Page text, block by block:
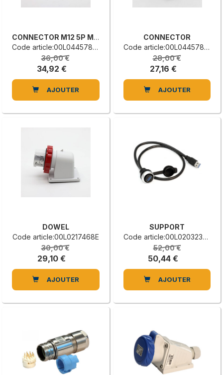
CONNECTOR M12 5P M12FS-5PL
Code article:00L0445785D
36,00 €
34,92 €
AJOUTER
CONNECTOR
Code article:00L0445784B
28,00 €
27,16 €
AJOUTER
DOWEL
Code article:00L0217468E
30,00 €
29,10 €
AJOUTER
SUPPORT
Code article:00L0203237H
52,00 €
50,44 €
AJOUTER